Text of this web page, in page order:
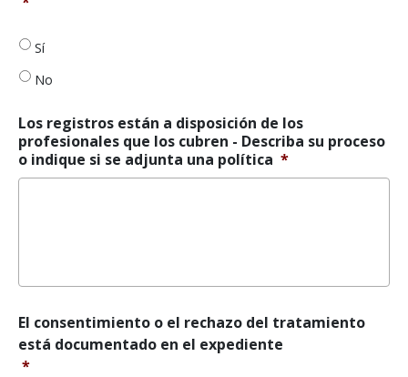
cubrir
a
los
Sí
No
Los registros están a disposición de los
profesionales que los cubren - Describa su proceso
o indique si se adjunta una política *
El
consentimiento
o
El consentimiento o el rechazo del tratamiento
está documentado en el expediente
*